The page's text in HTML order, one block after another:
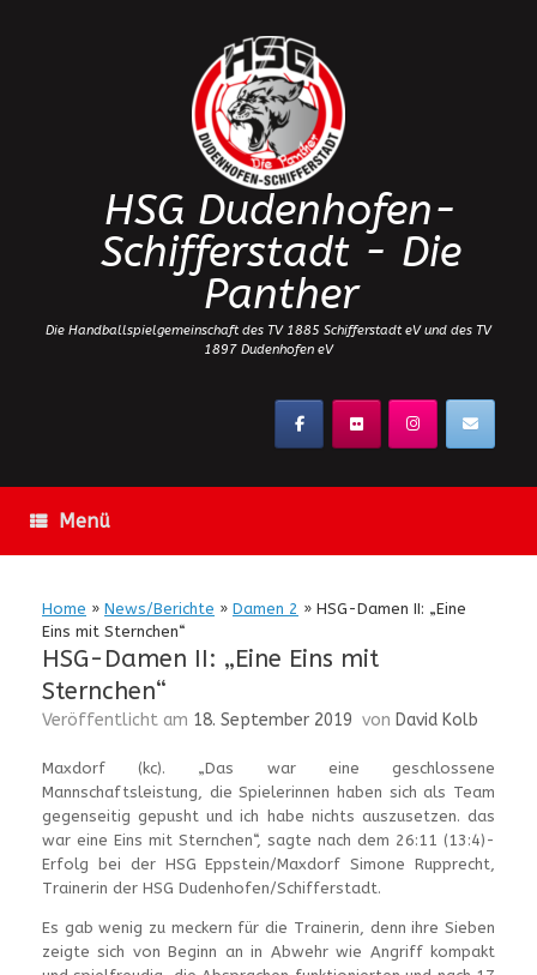
HSG Dudenhofen-
Schifferstadt - Die
Panther
Die Handballspielgemeinschaft des TV 1885 Schifferstadt eV und des TV
1897 Dudenhofen eV
Menü
Home » News/Berichte » Damen 2 » HSG-Damen II: „Eine
Eins mit Sternchen“
HSG-Damen II: „Eine Eins mit
Sternchen“
Veröffentlicht am 18. September 2019 von David Kolb
Maxdorf (kc). „Das war eine geschlossene
Mannschaftsleistung, die Spielerinnen haben sich als Team
gegenseitig gepusht und ich habe nichts auszusetzen. das
war eine Eins mit Sternchen“, sagte nach dem 26:11 (13:4)-
Erfolg bei der HSG Eppstein/Maxdorf Simone Rupprecht,
Trainerin der HSG Dudenhofen/Schifferstadt.
Es gab wenig zu meckern für die Trainerin, denn ihre Sieben
zeigte sich von Beginn an in Abwehr wie Angriff kompakt